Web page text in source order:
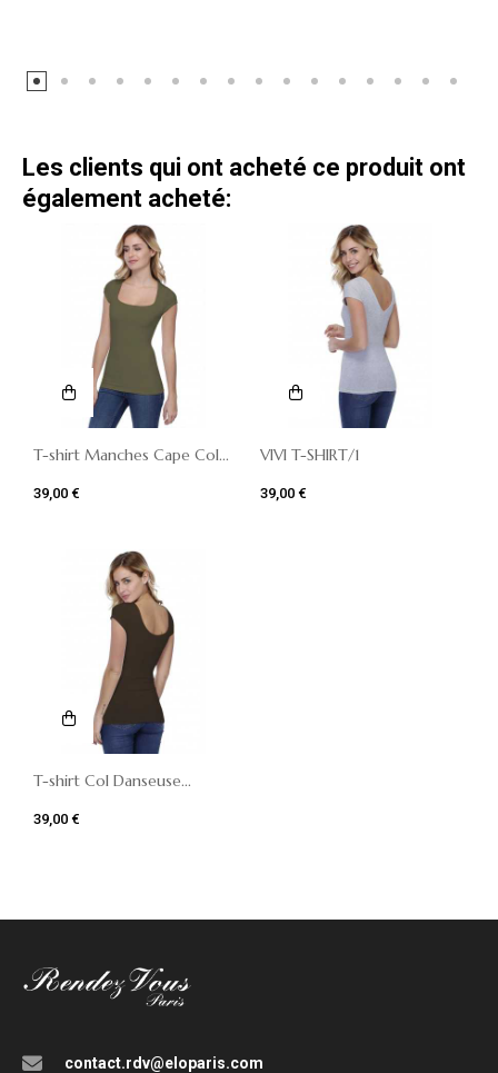
Les clients qui ont acheté ce produit ont
également acheté:
T-shirt Manches Cape Col...
39,00 €
VIVI T-SHIRT/1
39,00 €
T-shirt Col Danseuse...
39,00 €
contact.rdv@eloparis.com